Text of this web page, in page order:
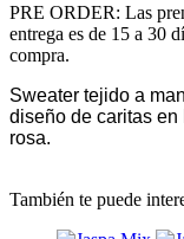
PRE ORDER: Las
entrega es de 15 a 30
compra.
Sweater tejido a
diseño de caritas
rosa.
También te puede